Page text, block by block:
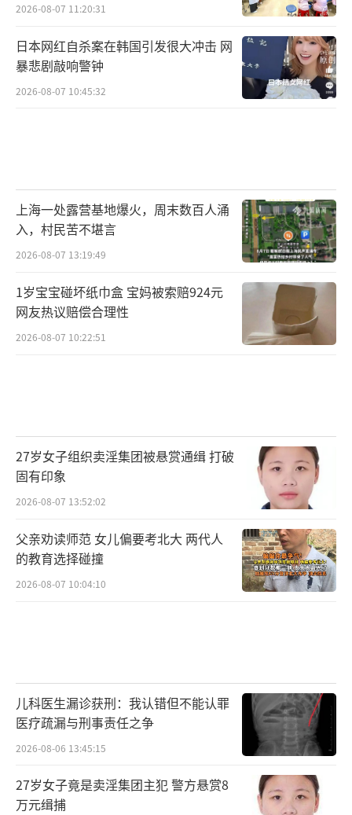
2026-08-07 11:20:31
日本网红自杀案在韩国引发很大冲击 网
暴悲剧敲响警钟
2026-08-07 10:45:32
上海一处露营基地爆火，周末数百人涌
入，村民苦不堪言
2026-08-07 13:19:49
1岁宝宝碰坏纸巾盒 宝妈被索赔924元
网友热议赔偿合理性
2026-08-07 10:22:51
27岁女子组织卖淫集团被悬赏通缉 打破
固有印象
2026-08-07 13:52:02
父亲劝读师范 女儿偏要考北大 两代人
的教育选择碰撞
2026-08-07 10:04:10
儿科医生漏诊获刑：我认错但不能认罪
医疗疏漏与刑事责任之争
2026-08-06 13:45:15
27岁女子竟是卖淫集团主犯 警方悬赏8
万元缉捕